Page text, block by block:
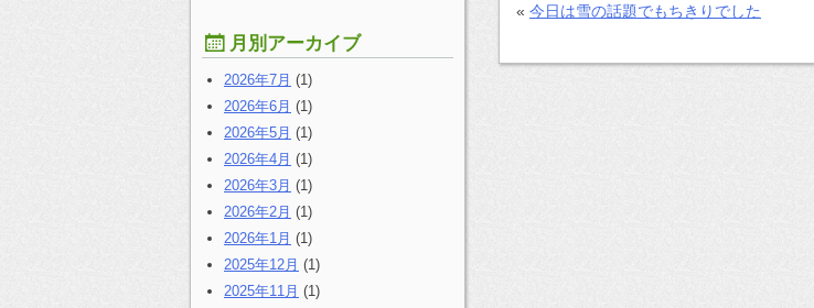
« 今日は雪の話題でもちきりでした
月別アーカイブ
2026年7月 (1)
2026年6月 (1)
2026年5月 (1)
2026年4月 (1)
2026年3月 (1)
2026年2月 (1)
2026年1月 (1)
2025年12月 (1)
2025年11月 (1)